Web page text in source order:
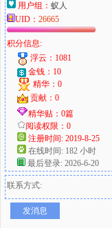
用户组： 蚁人
UID： 26665
积分信息:
浮云：1081
金钱：10
精华：0
贡献：0
精华贴：0篇
阅读权限：0
注册时间: 2019-8-25
在线时间: 182 小时
最后登录: 2026-6-20
联系方式:
发消息